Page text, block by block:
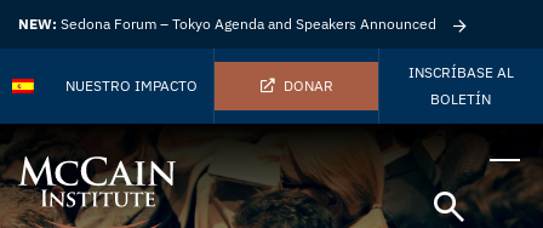
NEW: Sedona Forum – Tokyo Agenda and Speakers Announced
NUESTRO IMPACTO DONAR
INSCRÍBASE AL
BOLETÍN